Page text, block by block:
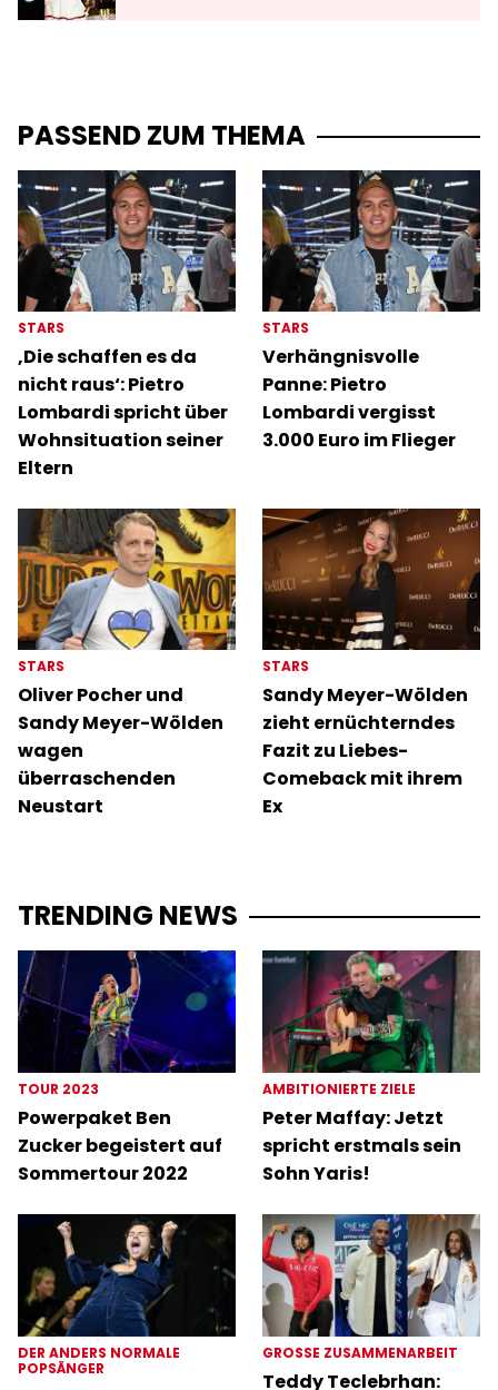
PASSEND ZUM THEMA
STARS
‚Die schaffen es da
nicht raus‘: Pietro
Lombardi spricht über
Wohnsituation seiner
Eltern
STARS
Verhängnisvolle
Panne: Pietro
Lombardi vergisst
3.000 Euro im Flieger
STARS
Oliver Pocher und
Sandy Meyer-Wölden
wagen
überraschenden
Neustart
STARS
Sandy Meyer-Wölden
zieht ernüchterndes
Fazit zu Liebes-
Comeback mit ihrem
Ex
TRENDING NEWS
TOUR 2023
Powerpaket Ben
Zucker begeistert auf
Sommertour 2022
AMBITIONIERTE ZIELE
Peter Maffay: Jetzt
spricht erstmals sein
Sohn Yaris!
DER ANDERS NORMALE
POPSÄNGER
GROSSE ZUSAMMENARBEIT
Teddy Teclebrhan: